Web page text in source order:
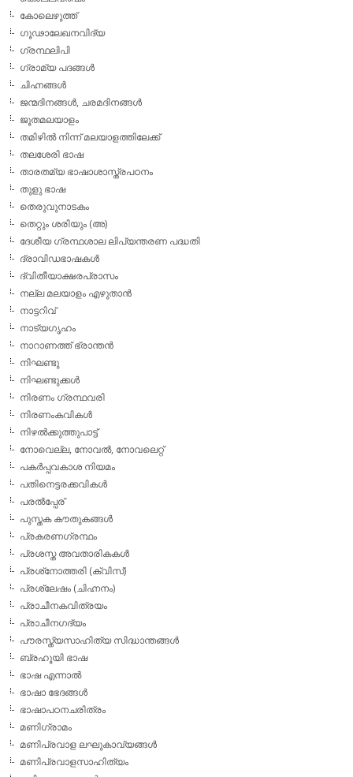
കോലെഴുത്ത്
ഗൂഢാലേഖനവിദ്യ
ഗ്രന്ഥലിപി
ഗ്രാമ്യ പദങ്ങള്‍
ചിഹ്നങ്ങള്‍
ജന്മദിനങ്ങള്‍, ചരമദിനങ്ങള്‍
ജൂതമലയാളം
തമിഴില്‍ നിന്ന് മലയാളത്തിലേക്ക്
തലശേരി ഭാഷ
താരതമ്യ ഭാഷാശാസ്ത്രപഠനം
തുളു ഭാഷ
തെരുവുനാടകം
തെറ്റും ശരിയും (അ)
ദേശീയ ഗ്രന്ഥശാല ലിപ്യന്തരണ പദ്ധതി
ദ്രാവിഡഭാഷകള്‍
ദ്വിതീയാക്ഷരപ്രാസം
നല്ല മലയാളം എഴുതാന്‍
നാട്ടറിവ്
നാട്യഗൃഹം
നാറാണത്ത് ഭ്രാന്തന്‍
നിഘണ്ടു
നിഘണ്ടുക്കള്‍
നിരണം ഗ്രന്ഥവരി
നിരണംകവികള്‍
നിഴല്‍ക്കുത്തുപാട്ട്
നോവെല്ല, നോവല്‍, നോവലെറ്റ്
പകര്‍പ്പവകാശ നിയമം
പതിനെട്ടരക്കവികള്‍
പരല്‍പ്പേര്
പുസ്തക കൗതുകങ്ങള്‍
പ്രകരണഗ്രന്ഥം
പ്രശസ്ത അവതാരികകള്‍
പ്രശ്‌നോത്തരി (ക്വിസ്)
പ്രശ്ലേഷം (ചിഹ്നനം)
പ്രാചീനകവിത്രയം
പ്രാചീനഗദ്യം
പൗരസ്ത്യസാഹിത്യ സിദ്ധാന്തങ്ങള്‍
ബ്രഹൂയി ഭാഷ
ഭാഷ എന്നാല്‍
ഭാഷാ ഭേദങ്ങള്‍
ഭാഷാപഠനചരിത്രം
മണിഗ്രാമം
മണിപ്രവാള ലഘുകാവ്യങ്ങള്‍
മണിപ്രവാളസാഹിത്യം